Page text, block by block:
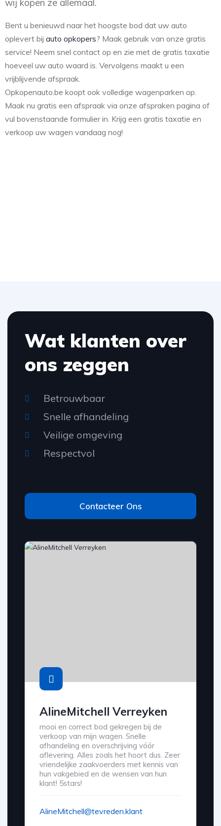
wij kopen ze allemaal.
Bent u benieuwd naar het hoogste bod dat uw auto
oplevert bij auto opkopers? Maak gebruik van onze gratis
service! Neem snel contact op en zie met de gratis taxatie
hoeveel uw auto waard is. Vervolgens maakt u een
vrijblijvende afspraak.
Opkopenauto.be koopt ook volledige wagenparken op.
Maak nu gratis een afspraak via onze afspraken pagina of
vul bovenstaande formulier in. Krijg een gratis taxatie en
verkoop uw wagen vandaag nog!
Wat klanten over
ons zeggen
Betrouwbaar
Snelle afhandeling
Veilige omgeving
Respectvol
Contacteer Ons
AlineMitchell Verreyken
mooi en correct bod gekregen bij de
verkoop van mijn wagen. Snelle
afhandeling en overschrijving vóór
aflevering. Alles zoals het hoort dus. Zeer
vriendelijke zaakvoerders met kennis van
hun vakgebied en de wensen van hun
klant! 5stars!
AlineMitchell@tevreden.klant